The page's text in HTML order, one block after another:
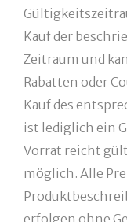
Kauf der
Zeitraum und
Rabatten oder
Kauf des
ist lediglich ein
Vorrat reicht
möglich. Alle